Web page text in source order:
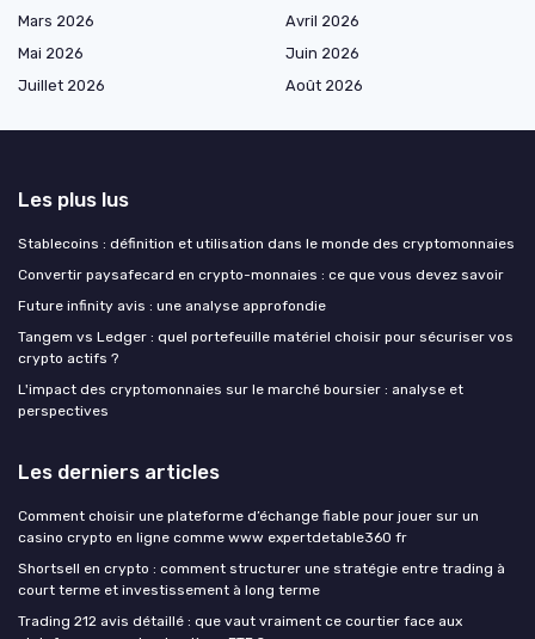
Mars 2026
Avril 2026
Mai 2026
Juin 2026
Juillet 2026
Août 2026
Les plus lus
Stablecoins : définition et utilisation dans le monde des cryptomonnaies
Convertir paysafecard en crypto-monnaies : ce que vous devez savoir
Future infinity avis : une analyse approfondie
Tangem vs Ledger : quel portefeuille matériel choisir pour sécuriser vos
crypto actifs ?
L'impact des cryptomonnaies sur le marché boursier : analyse et
perspectives
Les derniers articles
Comment choisir une plateforme d’échange fiable pour jouer sur un
casino crypto en ligne comme www expertdetable360 fr
Shortsell en crypto : comment structurer une stratégie entre trading à
court terme et investissement à long terme
Trading 212 avis détaillé : que vaut vraiment ce courtier face aux